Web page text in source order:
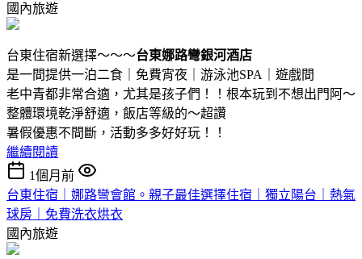
國內旅遊
台東住宿新選擇～～～台東娜路彎銀河酒店
是一間提供一泊二食｜免費宵夜｜游泳池SPA｜遊戲間
老中青都非常合適，尤其是孩子們！！根本玩到不想出門阿～
整體環境乾淨舒適，飯店等級的～超讚
暑假優惠不間斷，活動多多好好玩！！
繼續閱讀
1個月前
台東住宿｜娜路彎會館。親子最佳選擇住宿｜獨立陽台｜熱氣
球房｜免費洗衣烘衣
國內旅遊